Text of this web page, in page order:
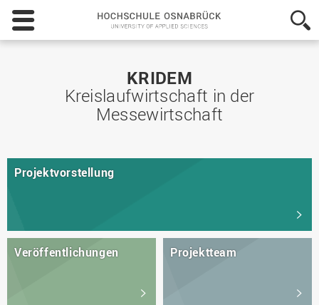
Hochschule
Osnabrück
-
Sciences
KRIDEM
Kreislaufwirtschaft in der
Messewirtschaft
Projektvorstellung
Veröffentlichungen Projektteam